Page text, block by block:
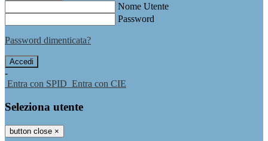
Nome Utente
Password
Password dimenticata?
-
Entra con SPID Entra con CIE
Seleziona utente
button close ×